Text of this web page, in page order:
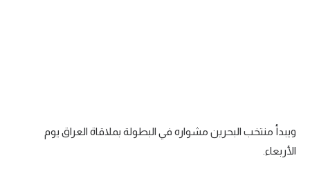
الدوري المصري
الكرة الأوروبية
ويبدأ منتخب البحرين مشواره في البطولة بملاقاة العراق يوم
الأربعاء.